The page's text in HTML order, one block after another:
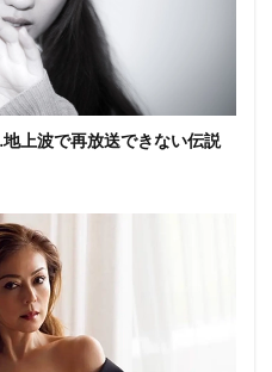
上波で再放送できない伝説